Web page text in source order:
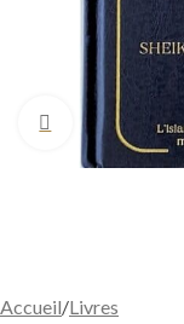
Cliquer pour
Accueil/Livres